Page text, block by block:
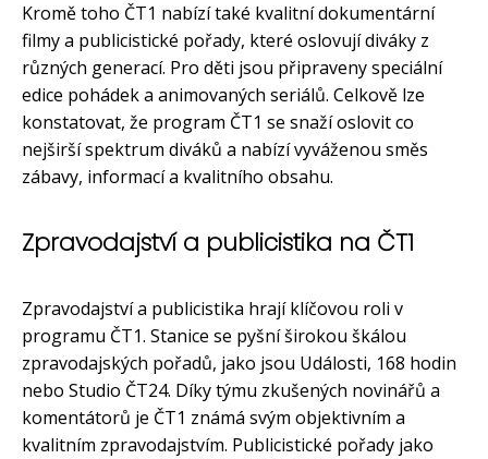
Kromě toho ČT1 nabízí také kvalitní dokumentární
filmy a publicistické pořady, které oslovují diváky z
různých generací. Pro děti jsou připraveny speciální
edice pohádek a animovaných seriálů. Celkově lze
konstatovat, že program ČT1 se snaží oslovit co
nejširší spektrum diváků a nabízí vyváženou směs
zábavy, informací a kvalitního obsahu.
Zpravodajství a publicistika na ČT1
Zpravodajství a publicistika hrají klíčovou roli v
programu ČT1. Stanice se pyšní širokou škálou
zpravodajských pořadů, jako jsou Události, 168 hodin
nebo Studio ČT24. Díky týmu zkušených novinářů a
komentátorů je ČT1 známá svým objektivním a
kvalitním zpravodajstvím. Publicistické pořady jako